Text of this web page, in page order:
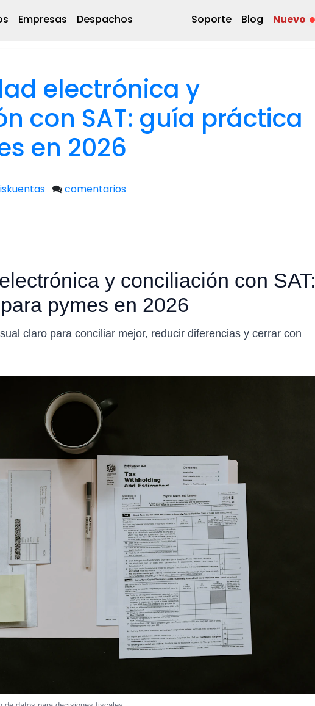
Empresas Despachos Soporte Blog Nuevo
electrónica y
con SAT: guía práctica
en 2026
comentarios
y conciliación con SAT:
pymes en 2026
claro para conciliar mejor, reducir diferencias y cerrar con